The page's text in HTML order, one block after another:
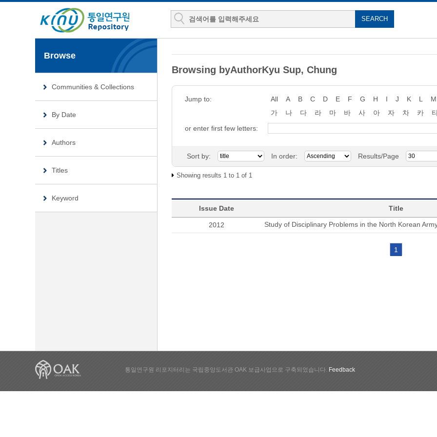
Browse
Communities & Collections
By Date
Authors
Titles
Keyword
Browsing byAuthorKyu Sup, Chung
Jump to: All A B C D E F G H I J K L M
가
나 다 라 마 바 사 아 자 차 카
or enter first few letters:
Sort by: In order: Results/Page
Showing results 1 to 1 of 1
Issue Date Title
2012 Study of Disciplinary Problems in the North Korean
1
통일연구원 리포지터리는 국립중앙도서관 OAK 보급사업으로 구축되었습니다. Feedback